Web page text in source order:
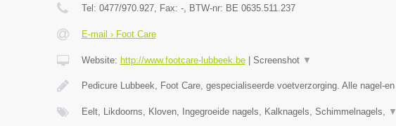
Tel: 0477/970.927, Fax: -, BTW-nr: BE 0635.511.237
E-mail › Foot Care
Website: http://www.footcare-lubbeek.be| Screenshot ▼
Pedicure Lubbeek, Foot Care, gespecialiseerde voetverzorging. Alle nagel-en
Eelt, Likdoorns, Kloven, Ingegroeide nagels, Kalknagels, Schimmelnagels, ▼